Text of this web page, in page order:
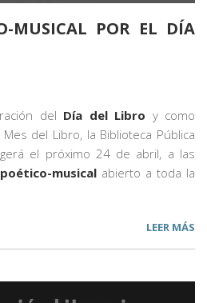
MUSICAL POR EL DÍA
del Día del Libro y como
del Libro, la Biblioteca Pública
el próximo 24 de abril, a las
musical abierto a toda la
LEER MÁS